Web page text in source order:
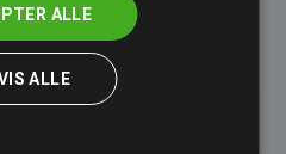
støtter klimaprojekter
ALLE
ALLE